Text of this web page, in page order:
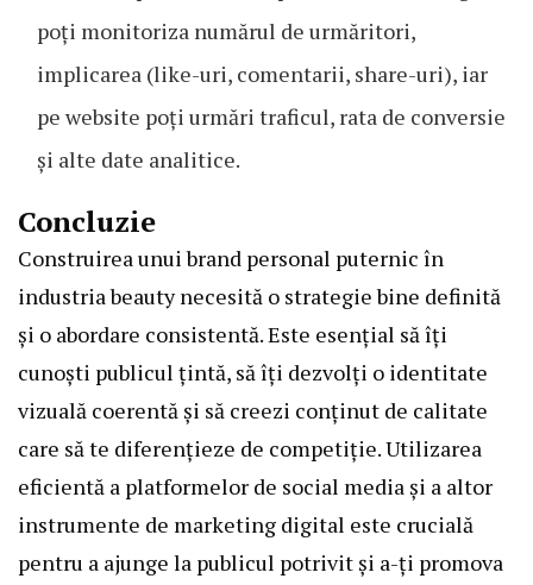
poți monitoriza numărul de urmăritori,
implicarea (like-uri, comentarii, share-uri), iar
pe website poți urmări traficul, rata de conversie
și alte date analitice.
Concluzie
Construirea unui brand personal puternic în
industria beauty necesită o strategie bine definită
și o abordare consistentă. Este esențial să îți
cunoști publicul țintă, să îți dezvolți o identitate
vizuală coerentă și să creezi conținut de calitate
care să te diferențieze de competiție. Utilizarea
eficientă a platformelor de social media și a altor
instrumente de marketing digital este crucială
pentru a ajunge la publicul potrivit și a-ți promova